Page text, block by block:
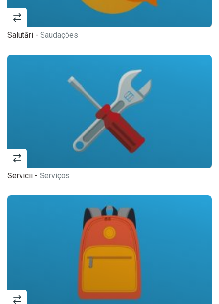
Salutări - Saudações
Servicii - Serviços